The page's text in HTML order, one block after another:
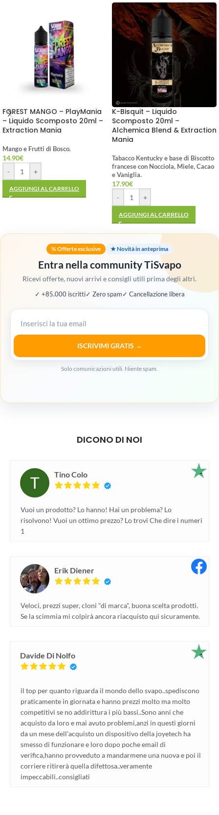
FOREST MANGO – PlayMania
– Liquido Scomposto 20ml –
Extraction Mania
Mango e Frutti di Bosco.
14.90€
-
+
AGGIUNGI AL CARRELLO
K-Bisquit – Liquido
Scomposto 20ml –
Alchemica Blend & Extraction
Mania
Tabacco Kentucky e base di Biscotto
francese con Nocciola, Miele, Cacao
e Vaniglia.
17.90€
-
+
AGGIUNGI AL CARRELLO
% Offerte esclusive ★ Novità in anteprima
Entra nella community TiSvapo
Ricevi offerte, nuovi arrivi e consigli utili prima degli altri.
✓ +85.000 iscritti✓ Zero spam✓ Cancellazione libera
ISCRIVIMI GRATIS →
Solo comunicazioni utili. Niente spam.
DICONO DI NOI
Tino Colo
Vuoi un prodotto? Lo hanno! Hai un problema? Lo
risolvono! Vuoi un ottimo prezzo? Lo trovi Che dire i numeri
1
Erik Diener
Veloci, prezzi super, cloni "di marca", buona scelta prodotti.
Se la scimmia mi colpirà ancora riacquisto qui sicuramente.
Davide Di Nolfo
il top per quanto riguarda il mondo dello svapo..spediscono
praticamente in giornata e hanno prezzi molto ma molto
competitivi se no addirittura i più bassi..Sono anni che
acquisto da loro e mai avuto problemi,anzi in questi giorni
da un mese dell'acquisto un dispositivo della joyetech ha
smesso di funzionare e loro dopo poche email di
verifica,hanno provveduto a mandarmene una nuova e poi il
corriere ritirerà quella difettosa..veramente
impeccabili..consigliati